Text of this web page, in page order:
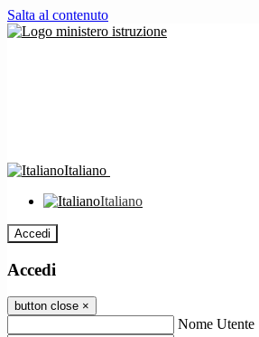
Salta al contenuto
Italiano
Italiano
Accedi
Accedi
button close ×
Nome Utente